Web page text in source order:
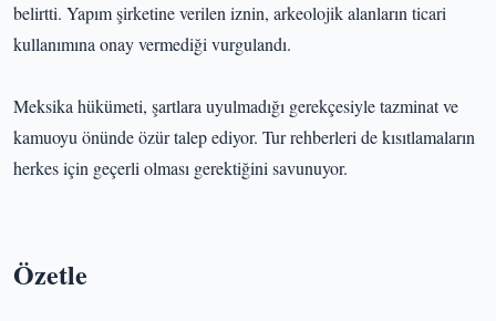
belirtti. Yapım şirketine verilen iznin, arkeolojik alanların ticari
kullanımına onay vermediği vurgulandı.
Meksika hükümeti, şartlara uyulmadığı gerekçesiyle tazminat ve
kamuoyu önünde özür talep ediyor. Tur rehberleri de kısıtlamaların
herkes için geçerli olması gerektiğini savunuyor.
Özetle